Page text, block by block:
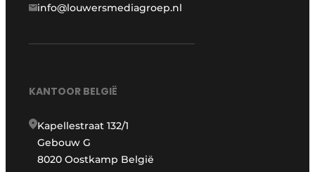
info@louwersmediagroep.nl
KANTOOR BELGIË
Kapellestraat 132/1
Gebouw G
8020 Oostkamp België